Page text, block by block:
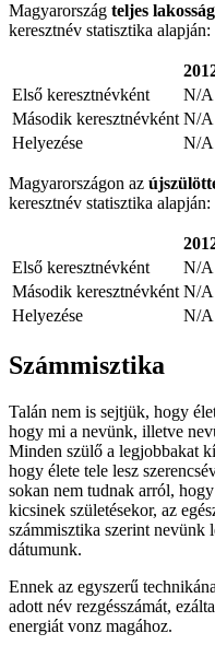
Magyarország teljes
keresztnév statisztika alapján:
Első keresztnévként
N/A
Második keresztnévként N/A
Helyezése
N/A
Magyarországon az
keresztnév statisztika alapján:
Első keresztnévként
N/A
Második keresztnévként N/A
Helyezése
N/A
Számmisztika
Talán nem is sejtjük, hogy
hogy mi a nevünk, illetve
Minden szülő a legjobbakat
hogy élete tele lesz
sokan nem tudnak arról,
kicsinek születésekor, az
számmisztika szerint nevünk
dátumunk.
Ennek az egyszerű
adott név rezgésszámát,
energiát vonz magához.